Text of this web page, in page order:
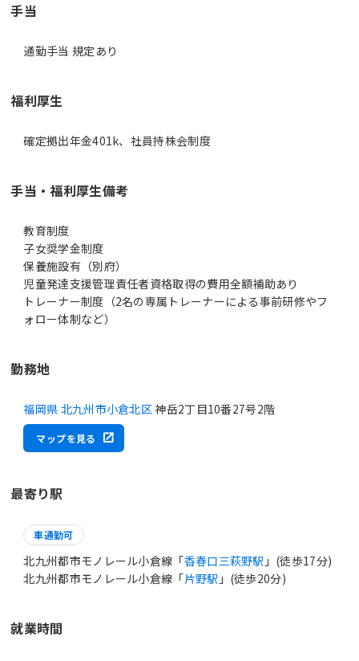
手当
通勤手当 規定あり
福利厚生
確定拠出年金401k、社員持株会制度
手当・福利厚生備考
教育制度
子女奨学金制度
保養施設有（別府）
児童発達支援管理責任者資格取得の費用全額補助あり
トレーナー制度（2名の専属トレーナーによる事前研修やフ
ォロー体制など）
勤務地
福岡県 北九州市小倉北区神岳2丁目10番27号2階
マップを見る
最寄り駅
車通勤可
北九州都市モノレール小倉線「香春口三萩野駅 」(徒歩17分)
北九州都市モノレール小倉線「片野駅 」(徒歩20分)
就業時間